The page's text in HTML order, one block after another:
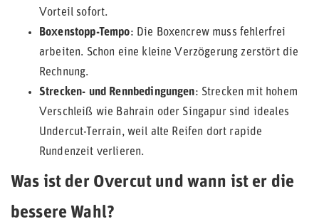
Vorteil sofort.
Boxenstopp-Tempo: Die Boxencrew muss fehlerfrei
arbeiten. Schon eine kleine Verzögerung zerstört die
Rechnung.
Strecken- und Rennbedingungen: Strecken mit hohem
Verschleiß wie Bahrain oder Singapur sind ideales
Undercut-Terrain, weil alte Reifen dort rapide
Rundenzeit verlieren.
Was ist der Overcut und wann ist er die
bessere Wahl?